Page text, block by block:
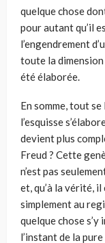
quelque chose
pour autant qu’il
l’engendrement
toute la
été élaborée.
En somme, tout
l’esquisse
devient plus
Freud ? Cette
n’est pas
et, qu’à la vérité,
sim­plement au
quelque chose
l’instant de la